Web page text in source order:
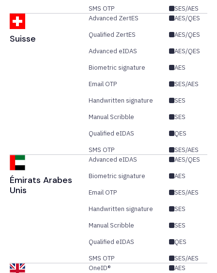
SMS OTP SES/AES
Suisse
Advanced ZertES
AES/QES
Qualified ZertES
AES/QES
Advanced eIDAS
AES/QES
Biometric signature
AES
Email OTP
SES/AES
Handwritten signature
SES
Manual Scribble
SES
Qualified eIDAS
QES
SMS OTP
SES/AES
Émirats Arabes
Unis
Advanced eIDAS
AES/QES
Biometric signature
AES
Email OTP
SES/AES
Handwritten signature
SES
Manual Scribble
SES
Qualified eIDAS
QES
SMS OTP
SES/AES
OneID®
AES